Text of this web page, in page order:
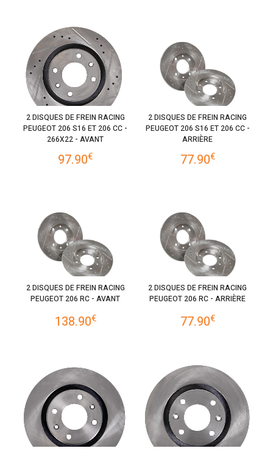
2 DISQUES DE FREIN RACING
PEUGEOT 206 S16 ET 206 CC -
266X22 - AVANT
97.90€
2 DISQUES DE FREIN RACING
PEUGEOT 206 S16 ET 206 CC -
ARRIÈRE
77.90€
2 DISQUES DE FREIN RACING
PEUGEOT 206 RC - AVANT
138.90€
2 DISQUES DE FREIN RACING
PEUGEOT 206 RC - ARRIÈRE
77.90€